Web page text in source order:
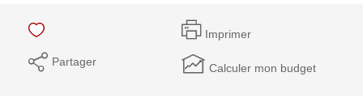
Imprimer
Partager Calculer mon budget